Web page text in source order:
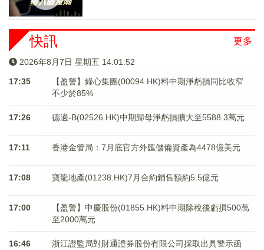
更多
快訊
2026年8月7日 星期五 14:01:53
17:35
【盈警】綠心集團(00094.HK)料中期淨虧損同比收窄
不少於85%
17:26 德適-B(02526.HK)中期歸母淨虧損擴大至5588.3萬元
17:11 香港金管局：7月底官方外匯儲備資產為4478億美元
17:08 寶龍地產(01238.HK)7月合約銷售額約5.5億元
17:00
【盈警】中慶股份(01855.HK)料中期除稅後虧損500萬
至2000萬元
16:46
浙江證監局對財通證券股份有限公司採取出具警示函